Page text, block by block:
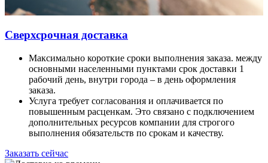
Сверхсрочная доставка
Максимально короткие сроки выполнения заказа. между
основными населенными пунктами срок доставки 1
рабочий день, внутри города – в день оформления
заказа.
Услуга требует согласования и оплачивается по
повышенным расценкам. Это связано с подключением
дополнительных ресурсов компании для строгого
выполнения обязательств по срокам и качеству.
Заказать сейчас